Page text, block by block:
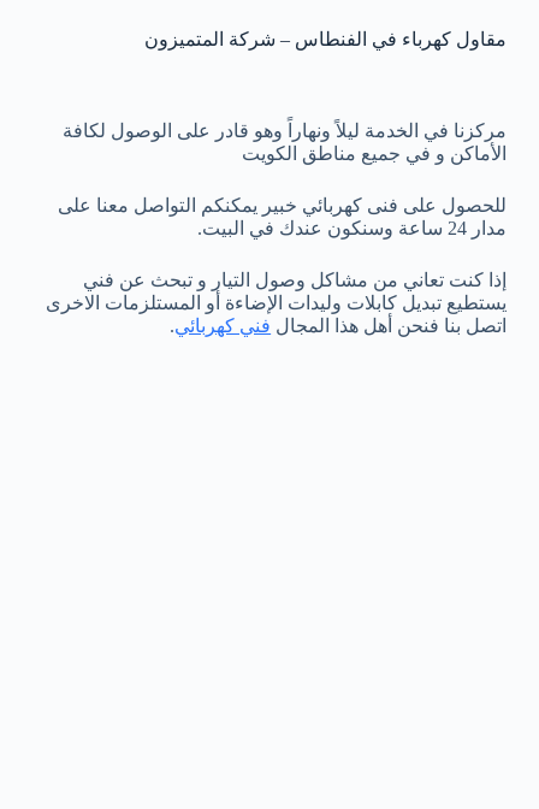
مقاول كهرباء في الفنطاس – شركة المتميزون
مركزنا في الخدمة ليلاً ونهاراً وهو قادر على الوصول لكافة
الأماكن و في جميع مناطق الكويت
للحصول على فنى كهربائي خبير يمكنكم التواصل معنا على
مدار 24 ساعة وسنكون عندك في البيت.
إذا كنت تعاني من مشاكل وصول التيار و تبحث عن فني
يستطيع تبديل كابلات وليدات الإضاءة أو المستلزمات الاخرى
اتصل بنا فنحن أهل هذا المجال فني كهربائي.